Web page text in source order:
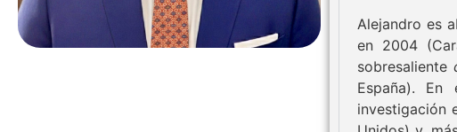
Alejandro es
en 2004
sobresaliente
España).
investigación